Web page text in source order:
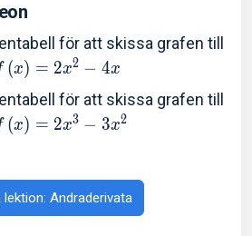
för att skissa grafen till
(x) = 2x2 − 4x
för att skissa grafen till
(x) = 2x3 − 3x2
lektion: Andraderivata